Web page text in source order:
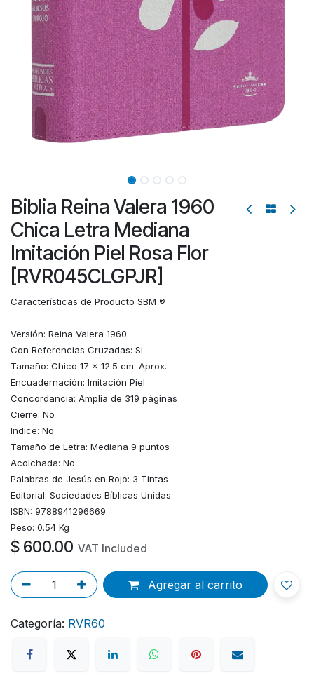
Biblia Reina Valera 1960
Chica Letra Mediana
Imitación Piel Rosa Flor
[RVR045CLGPJR]
Características de Producto SBM ®
Versión: Reina Valera 1960
Con Referencias Cruzadas: Si
Tamaño: Chico 17 x 12.5 cm. Aprox.
Encuadernación: Imitación Piel
Concordancia: Amplia de 319 páginas
Cierre: No
Indice: No
Tamaño de Letra: Mediana 9 puntos
Acolchada: No
Palabras de Jesús en Rojo: 3 Tintas
Editorial: Sociedades Bíblicas Unidas
ISBN: 9788941296669
Peso: 0.54 Kg
$ 600.00 VAT Included
Agregar al carrito
Categoría: RVR60